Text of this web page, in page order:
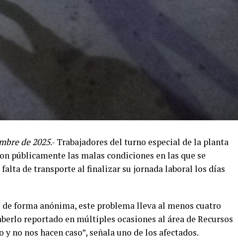
de 2025.- Trabajadores del turno especial de la planta
públicamente las malas condiciones en las que se
de transporte al finalizar su jornada laboral los días
forma anónima, este problema lleva al menos cuatro
reportado en múltiples ocasiones al área de Recursos
y no nos hacen caso”, señala uno de los afectados.